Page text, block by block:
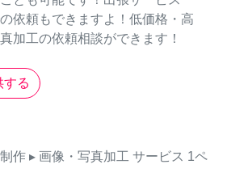
依頼もできますよ！低価格・高
加工の依頼相談ができます！
する
作 ▸ 画像・写真加工 サービス 1ペ